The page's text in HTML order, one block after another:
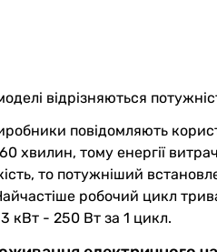
відрізняються
повідомляють
хвилин, тому енергії
то потужніший
робочий цикл
кВт - 250 Вт за 1 цикл.